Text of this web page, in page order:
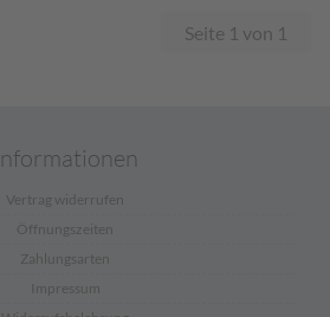
Seite 1 von 1
Informationen
Vertrag widerrufen
Öffnungszeiten
Zahlungsarten
Impressum